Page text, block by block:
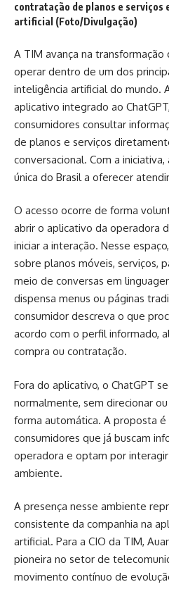
contratação de planos e serviços
artificial (Foto/Divulgação)
A TIM avança na
operar dentro de um dos
inteligência artificial do mundo.
aplicativo integrado ao
consumidores consultar
de planos e serviços
conversacional. Com a
única do Brasil a oferecer
O acesso ocorre de forma
abrir o aplicativo da operadora
iniciar a interação. Nesse
sobre planos móveis, serviços,
meio de conversas em
dispensa menus ou páginas
consumidor descreva o que
acordo com o perfil informado,
compra ou contratação.
Fora do aplicativo, o ChatGPT
normalmente, sem direcionar
forma automática. A proposta é
consumidores que já buscam
operadora e optam por
ambiente.
A presença nesse ambiente
consistente da companhia na
artificial. Para a CIO da TIM,
pioneira no setor de
movimento contínuo de